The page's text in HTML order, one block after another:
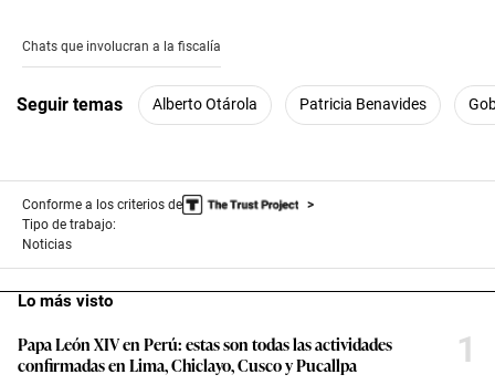
of
30
seconds
Chats que involucran a la fiscalía
Seguir temas Alberto Otárola Patricia Benavides
Conforme a los criterios de
Tipo de trabajo:
Noticias
Lo más visto
Papa León XIV en Perú: estas son todas las actividades
confirmadas en Lima, Chiclayo, Cusco y Pucallpa
1